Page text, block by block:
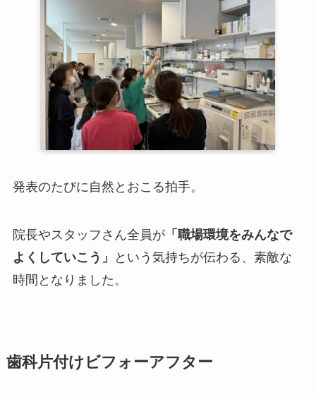
発表のたびに自然とおこる拍手。
院長やスタッフさん全員が「職場環境をみんなで
よくしていこう」
という気持ちが伝わる、素敵な
時間となりました。
歯科片付けビフォーアフター